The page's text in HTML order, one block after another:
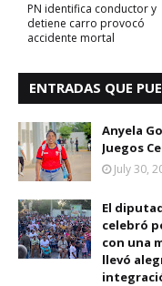
PN identifica conductor y
detiene carro provocó
accidente mortal
ENTRADAS QUE
Anyela
Juegos
July 30,
El
celebró
con una
llevó